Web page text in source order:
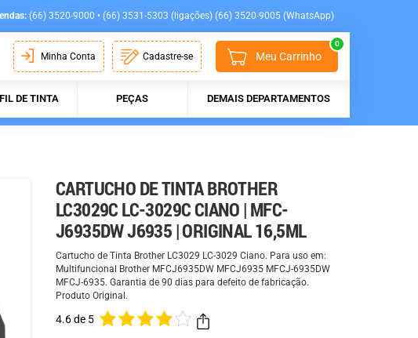
(66) 3520-9000 • (66) 3531-5303 (ligações) (66) 3520-9005 (WhatsApp)
Minha Conta Cadastre-se Meu Carrinho
0
DE TINTA PEÇAS DEMAIS DEPARTAMENTOS
CARTUCHO DE TINTA BROTHER
LC3029C LC-3029C CIANO | MFC-
J6935DW J6935 | ORIGINAL 16,5ML
Cartucho de Tinta Brother LC3029 LC-3029 Ciano. Para uso em:
Multifuncional Brother MFCJ6935DW MFCJ6935 MFCJ-6935DW
MFCJ-6935. Garantia de 90 dias para defeito de fabricação.
Produto Original.
4.6 de 5